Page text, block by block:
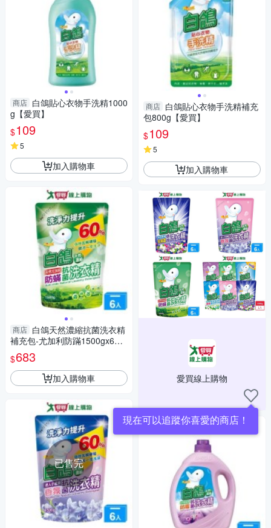
商店 白鴿貼心衣物手洗精1000
g【愛買】
$109
5
加入購物車
商店 白鴿天然濃縮抗菌洗衣精
補充包-尤加利防蹣1500gx6入
(箱)【愛買】
$683
加入購物車
已售完
商店 白鴿貼心衣物手洗精補充
包800g【愛買】
$109
5
加入購物車
愛買線上購物
現在可以追蹤你喜愛的商店！